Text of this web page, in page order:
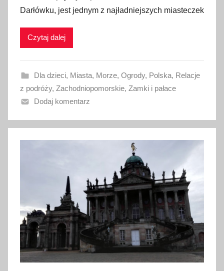
i
w
n
o
1
l
i
a
d
a
2
0
Darłówku, jest jednym z najładniejszych miasteczek
Czytaj dalej
Dla dzieci, Miasta, Morze, Ogrody, Polska, Relacje
z podróży, Zachodniopomorskie, Zamki i pałace
Dodaj komentarz